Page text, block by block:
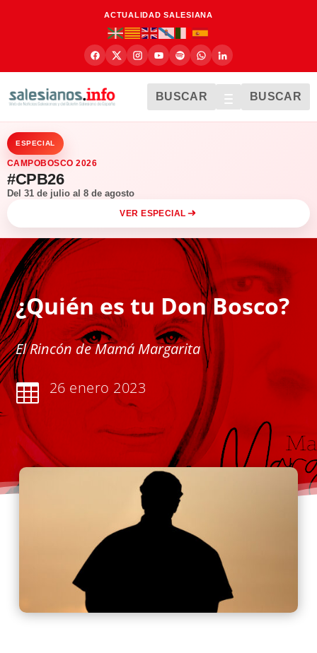
ACTUALIDAD SALESIANA
BUSCAR BUSCAR
ESPECIAL
CAMPOBOSCO 2026
#CPB26
Del 31 de julio al 8 de agosto
VER ESPECIAL
¿Quién es tu Don Bosco?
El Rincón de Mamá Margarita
 26 enero 2023